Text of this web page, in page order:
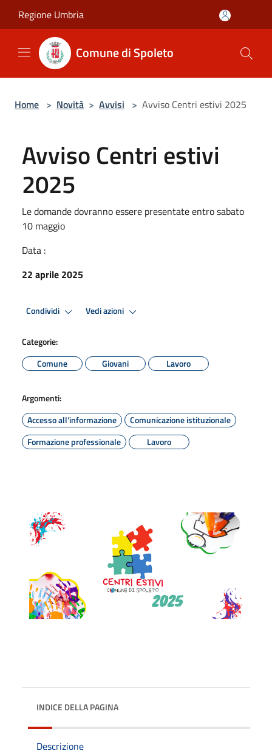
Regione Umbria
Comune di Spoleto
Home > Novità > Avvisi > Avviso Centri estivi 2025
Avviso Centri estivi
2025
Le domande dovranno essere presentate entro sabato
10 maggio
Data :
22 aprile 2025
Condividi Vedi azioni
Categorie:
Comune
Giovani Lavoro
Argomenti:
Accesso all'informazione
Comunicazione istituzionale
Formazione professionale
Lavoro
INDICE DELLA PAGINA
Descrizione